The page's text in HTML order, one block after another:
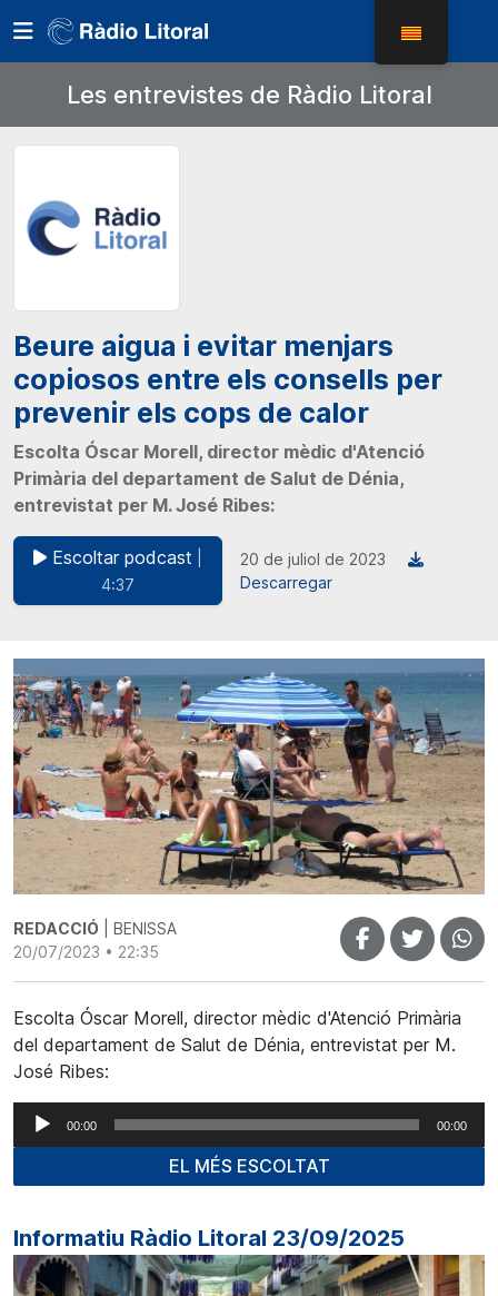
Les entrevistes de Ràdio Litoral
Beure aigua i evitar menjars
copiosos entre els consells per
prevenir els cops de calor
Escolta Óscar Morell, director mèdic d'Atenció
Primària del departament de Salut de Dénia,
entrevistat per M. José Ribes:
Escoltar podcast
4:37
20 de juliol de 2023
Descarregar
REDACCIÓ | BENISSA
20/07/2023 • 22:35
Escolta Óscar Morell, director mèdic d'Atenció Primària
del departament de Salut de Dénia, entrevistat per M.
José Ribes:
Reproductor
d'àudio
00:00 00:00
EL MÉS ESCOLTAT
Informatiu Ràdio Litoral 23/09/2025